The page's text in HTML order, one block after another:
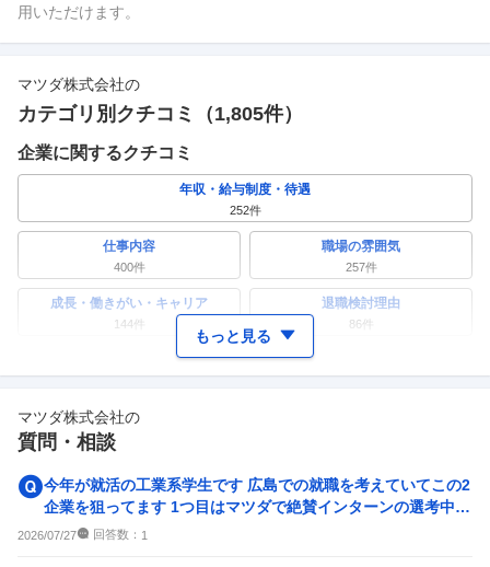
用いただけます。
マツダ株式会社の
カテゴリ別クチコミ（1,805件）
企業に関するクチコミ
年収・給与制度・待遇
252件
仕事内容
400件
職場の雰囲気
257件
成長・働きがい・キャリア
144件
退職検討理由
86件
ワークライフバランス 女性の活躍・働きやすさ
副業
人事・評価制度
100件
入社理由・入社後ギャップ
95件
企業の選考に関するクチコミ
もっと見る
マツダ株式会社の
質問・相談
今年が就活の工業系学生です 広島での就職を考えていてこの2
企業を狙ってます 1つ目はマツダで絶賛インターンの選考中で
す（書類選考は通...
2026/07/27 回答数： 1